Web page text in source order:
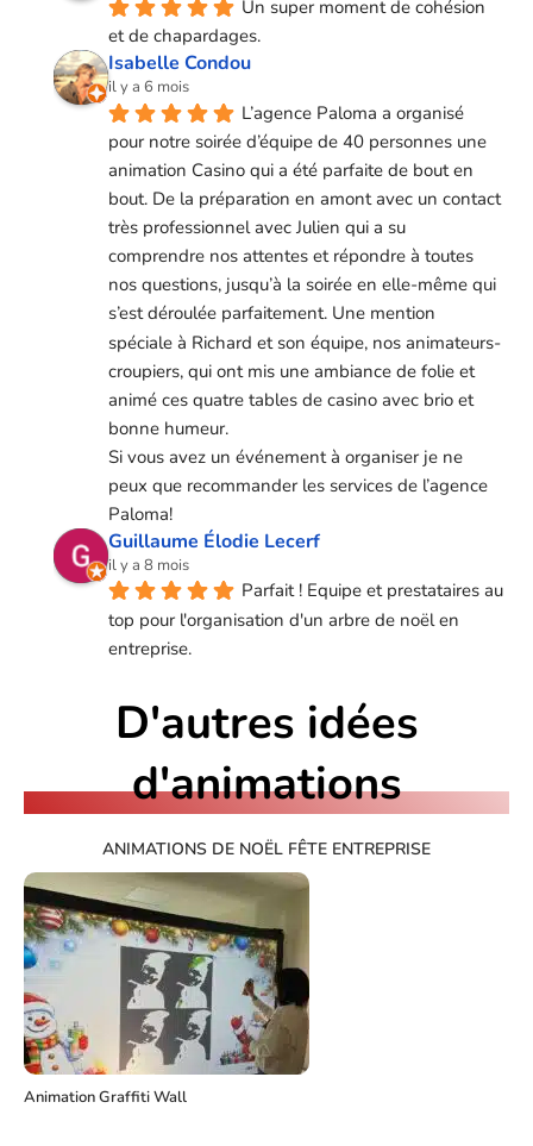
Un super moment de cohésion
et de chapardages.
Isabelle Condou
il y a 6 mois
L’agence Paloma a organisé
pour notre soirée d’équipe de 40 personnes une
animation Casino qui a été parfaite de bout en
bout. De la préparation en amont avec un contact
très professionnel avec Julien qui a su
comprendre nos attentes et répondre à toutes
nos questions, jusqu’à la soirée en elle-même qui
s’est déroulée parfaitement. Une mention
spéciale à Richard et son équipe, nos animateurs-
croupiers, qui ont mis une ambiance de folie et
animé ces quatre tables de casino avec brio et
bonne humeur.
Si vous avez un événement à organiser je ne
peux que recommander les services de l’agence
Paloma!
Guillaume Élodie Lecerf
il y a 8 mois
Parfait ! Equipe et prestataires au
top pour l'organisation d'un arbre de noël en
entreprise.
D'autres idées
d'animations
ANIMATIONS DE NOËL FÊTE ENTREPRISE
Animation Graffiti Wall